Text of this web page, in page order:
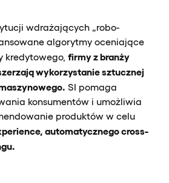
wdrażających „robo-
algorytmy oceniające
kredytowego, firmy z branży
wykorzystanie sztucznej
SI pomaga
konsumentów i umożliwia
produktów w celu
automatycznego cross-